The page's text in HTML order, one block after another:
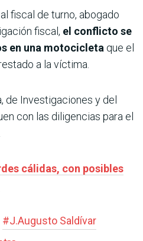
fiscal de turno, abogado
fiscal, el conflicto se
en una motocicleta que el
a la víctima.
de Investigaciones y del
con las diligencias para el
cálidas, con posibles
#J.Augusto Saldívar